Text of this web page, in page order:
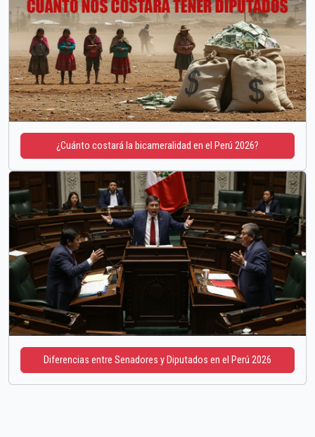
¿Cuánto costará la bicameralidad en el Perú 2026?
Diferencias entre Senadores y Diputados en el Perú 2026